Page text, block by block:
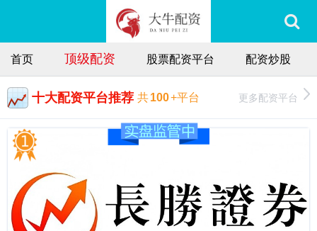
首页 顶级配资 股票配资平台 配资炒股
十大配资平台推荐 共100+平台 更多配资平台